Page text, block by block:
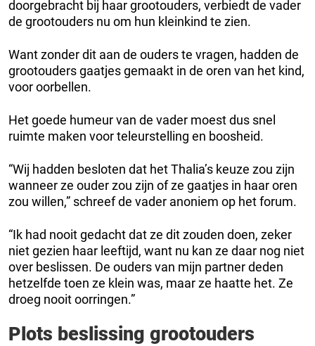
doorgebracht bij haar grootouders, verbiedt de vader
de grootouders nu om hun kleinkind te zien.
Want zonder dit aan de ouders te vragen, hadden de
grootouders gaatjes gemaakt in de oren van het kind,
voor oorbellen.
Het goede humeur van de vader moest dus snel
ruimte maken voor teleurstelling en boosheid.
“Wij hadden besloten dat het Thalia’s keuze zou zijn
wanneer ze ouder zou zijn of ze gaatjes in haar oren
zou willen,” schreef de vader anoniem op het forum.
“Ik had nooit gedacht dat ze dit zouden doen, zeker
niet gezien haar leeftijd, want nu kan ze daar nog niet
over beslissen. De ouders van mijn partner deden
hetzelfde toen ze klein was, maar ze haatte het. Ze
droeg nooit oorringen.”
Plots beslissing grootouders